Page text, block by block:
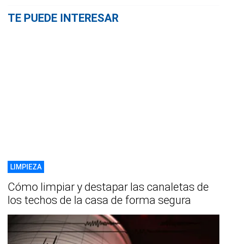
TE PUEDE INTERESAR
LIMPIEZA
Cómo limpiar y destapar las canaletas de
los techos de la casa de forma segura